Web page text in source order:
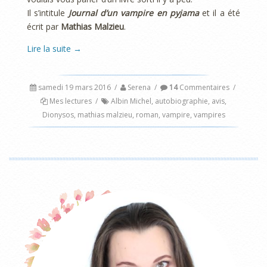
Il s’intitule Journal d’un vampire en pyjama et il a été
écrit par Mathias Malzieu.
Lire la suite →
samedi 19 mars 2016 / Serena / 14Commentaires /
Mes lectures / Albin Michel, autobiographie, avis,
Dionysos, mathias malzieu, roman, vampire, vampires